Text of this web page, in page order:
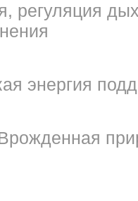
регуляция
энергия